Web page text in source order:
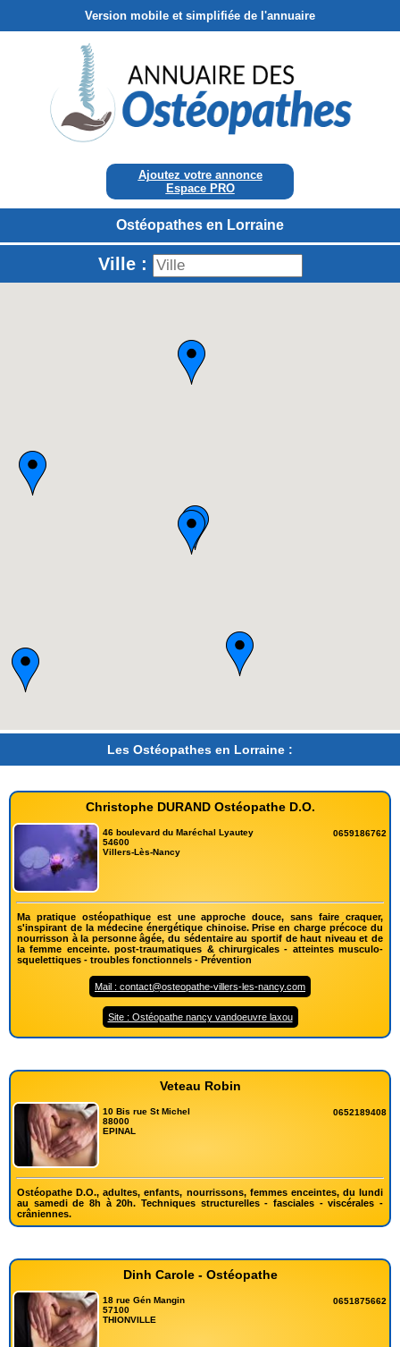
Version mobile et simplifiée de l'annuaire
Ajoutez votre annonce
Espace PRO
Ostéopathes en Lorraine
Ville :
Les Ostéopathes en Lorraine :
Christophe DURAND Ostéopathe D.O.
46 boulevard du Maréchal Lyautey
54600
Villers-Lès-Nancy
0659186762
Ma pratique ostéopathique est une approche douce, sans faire craquer,
s'inspirant de la médecine énergétique chinoise. Prise en charge précoce du
nourrisson à la personne âgée, du sédentaire au sportif de haut niveau et de
la femme enceinte. post-traumatiques & chirurgicales - atteintes musculo-
squelettiques - troubles fonctionnels - Prévention
Mail : contact@osteopathe-villers-les-nancy.com
Site : Ostéopathe nancy vandoeuvre laxou
Veteau Robin
10 Bis rue St Michel
88000
EPINAL
0652189408
Ostéopathe D.O., adultes, enfants, nourrissons, femmes enceintes, du lundi
au samedi de 8h à 20h. Techniques structurelles - fasciales - viscérales -
crâniennes.
Dinh Carole - Ostéopathe
18 rue Gén Mangin
57100
THIONVILLE
0651875662